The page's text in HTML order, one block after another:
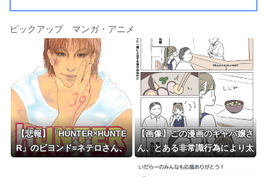
ピックアップ マンガ・アニメ
【悲報】「HUNTER×HUNTE
R」のビヨンド=ネテロさん、
【画像】この漫画のキャバ嬢さ
ん、とある非常識行為により太